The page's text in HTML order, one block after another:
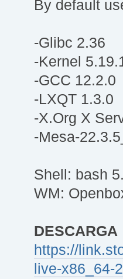
By default
-Glibc 2.36
-Kernel
-GCC 12.2.0
-LXQT 1.3.0
-X.Org X
-Mesa-
Shell: bash
WM:
DESCARGA
https://
live-x86_64-